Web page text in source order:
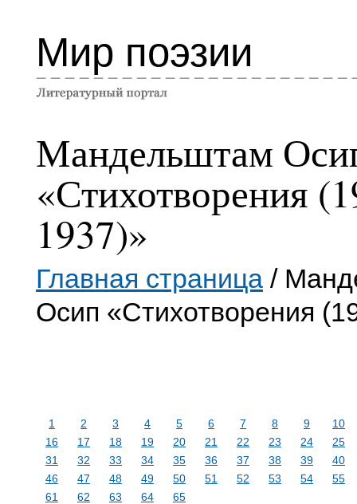
Мир поэзии
Мандельштам
«Стихотворения
1937)»
Главная страница /
Осип «Стихотворения
1 2 3 4 5 6 7 8 9
10
16
17 18 19 20 21 22 23 24
25
31
32 33 34 35 36 37 38 39
40
46
47 48 49 50 51 52 53 54
55
61
62 63 64 65